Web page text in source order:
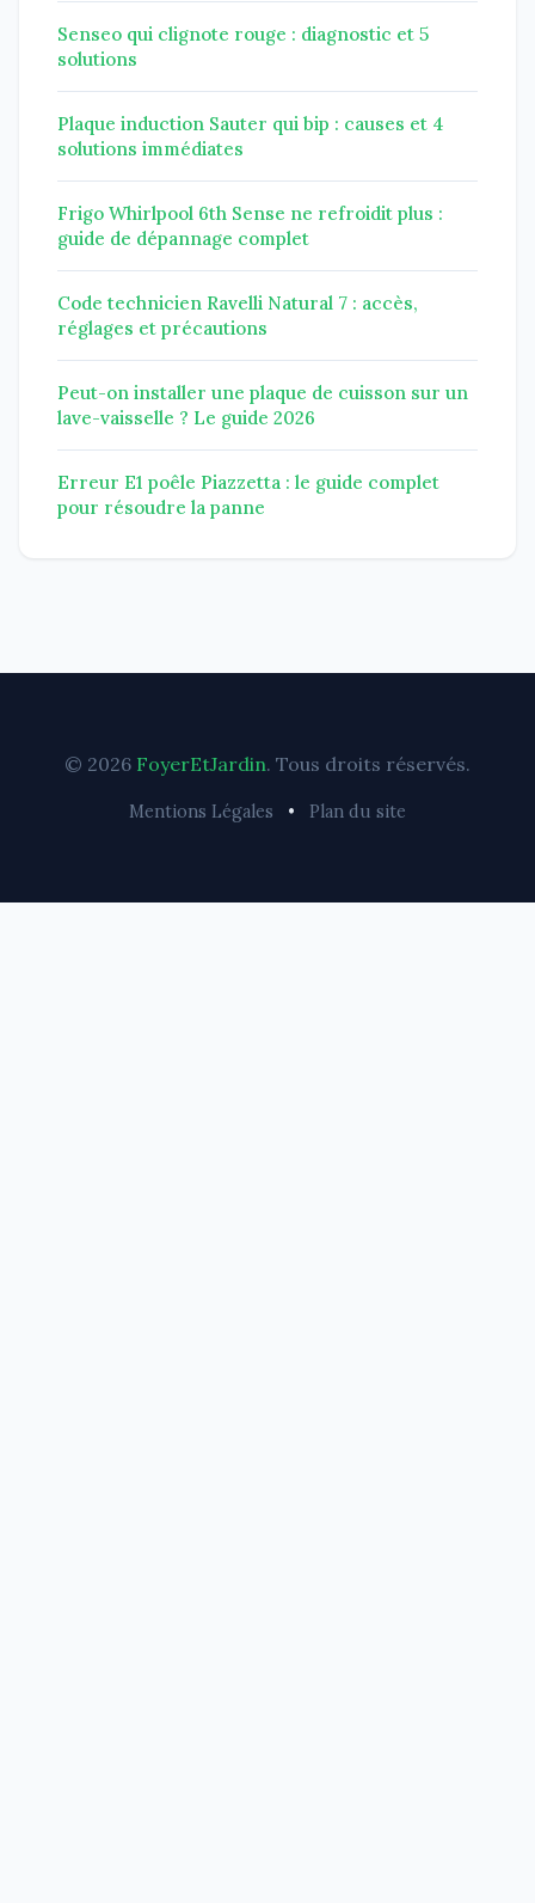
Senseo qui clignote rouge : diagnostic et 5
solutions
Plaque induction Sauter qui bip : causes et 4
solutions immédiates
Frigo Whirlpool 6th Sense ne refroidit plus :
guide de dépannage complet
Code technicien Ravelli Natural 7 : accès,
réglages et précautions
Peut-on installer une plaque de cuisson sur un
lave-vaisselle ? Le guide 2026
Erreur E1 poêle Piazzetta : le guide complet
pour résoudre la panne
© 2026 FoyerEtJardin. Tous droits réservés.
Mentions Légales • Plan du site